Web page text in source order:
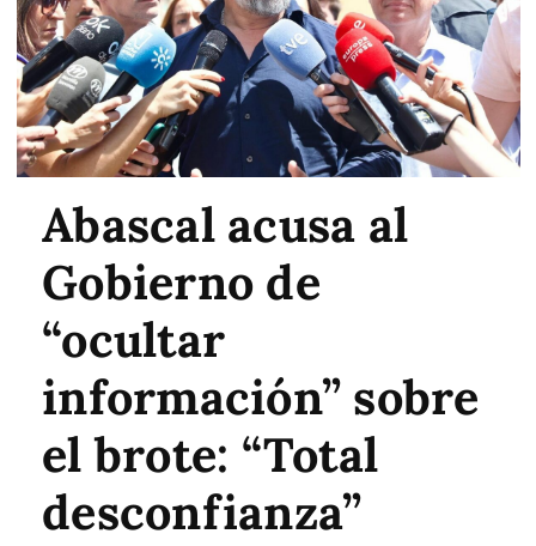
Abascal acusa al
Gobierno de
“ocultar
información” sobre
el brote: “Total
desconfianza”